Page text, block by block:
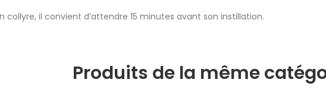
il convient d’attendre 15 minutes avant son instillation.
Produits de la même